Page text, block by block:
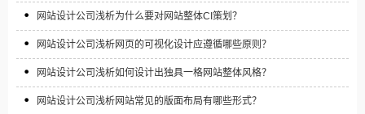
网站设计公司浅析为什么要对网站整体CI策划？
网站设计公司浅析网页的可视化设计应遵循哪些原则？
网站设计公司浅析如何设计出独具一格网站整体风格？
网站设计公司浅析网站常见的版面布局有哪些形式？